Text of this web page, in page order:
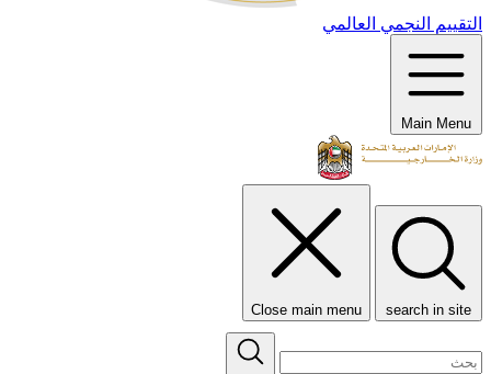
التقييم النجمي العالمي
Main Menu
search in site
Close main menu